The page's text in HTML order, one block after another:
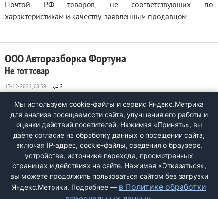
Почтой РФ товаров, не соответствующих по
характеристикам и качеству, заявленным продавцом. ...
ООО Авторазборка Фортуна
Не тот товар
2
соответствует заявленному на поставку. Почта России не
оказывает услуги по возврату товара несоответствующего
качества. ...
< 1 2 3 4 5 6 7 >
Мы используем cookie-файлы и сервис Яндекс.Метрика
для анализа посещаемости сайта, улучшения его работы и
оценки действий посетителей. Нажимая «Принять», вы
даёте согласие на обработку данных о посещении сайта,
включая IP-адрес, cookie-файлы, сведения о браузере,
устройстве, источнике перехода, просмотренных
страницах и действиях на сайте. Нажимая «Отказаться»,
вы можете продолжить пользоваться сайтом без загрузки
Яндекс.Метрики. Подробнее — в Политике обработки